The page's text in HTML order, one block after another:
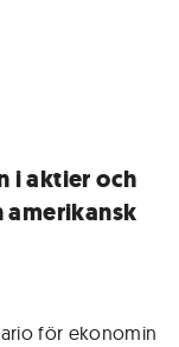
i aktier och
amerikansk
för ekonomin